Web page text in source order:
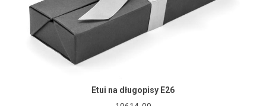
Etui na długopisy E26